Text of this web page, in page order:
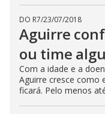
DO R7/23/07/2018
Aguirre
ou time
Com a idade e a
Aguirre cresce como
ficará. Pelo menos